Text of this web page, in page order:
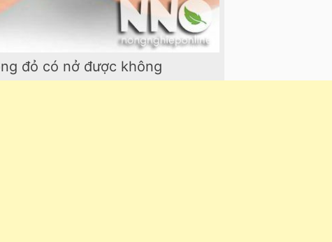
đỏ có nở được không